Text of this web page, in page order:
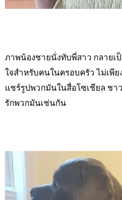
ภาพน้องชายนั่งทับพี่สาว กลาย
ใจสำหรับคนในครอบครัว ไม่เพีย
แชร์รูปพวกมันในสื่อโซเชียล ช
รักพวกมันเช่นกัน